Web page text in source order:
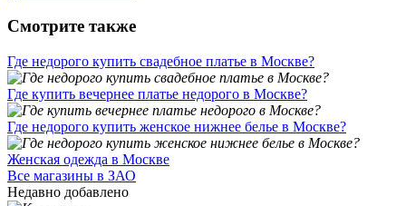
Смотрите также
Где недорого купить свадебное платье в Москве?
Где купить вечернее платье недорого в Москве?
Где недорого купить женское нижнее белье в Москве?
Женская одежда в Москве
Все магазины в ЗАО
Недавно добавлено